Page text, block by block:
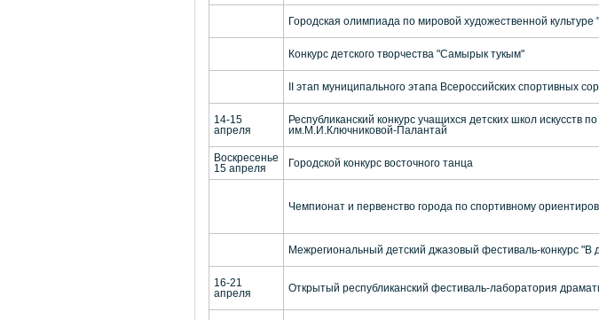
Городская олимпиада по мировой художественной культуре
Конкурс детского творчества "Самырык тукым"
II этап муниципального этапа Всероссийских спортивных
14-15
апреля
Республиканский конкурс учащихся детских школ искусств
им.М.И.Ключниковой-Палантай
Воскресенье
15 апреля
Городской конкурс восточного танца
Чемпионат и первенство города по спортивному
Межрегиональный детский джазовый фестиваль-конкурс "В
16-21
апреля
Открытый республиканский фестиваль-лаборатория